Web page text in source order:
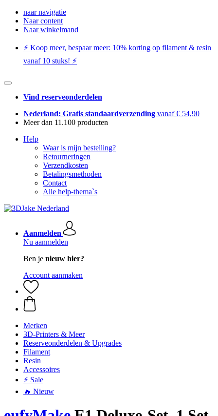
naar navigatie
Naar content
Naar winkelmand
⚡️ Koop meer, bespaar meer: ​​10% korting op filament & resin
vanaf 10 stuks! ⚡️
Vind reserveonderdelen
Nederland: Gratis standaardverzending vanaf € 54,90
Meer dan 11.100 producten
Help
Waar is mijn bestelling?
Retourneringen
Verzendkosten
Betalingsmethoden
Contact
Alle help-thema`s
Aanmelden
Nu aanmelden
Ben je nieuw hier?
Account aanmaken
Merken
3D-Printers & Meer
Reserveonderdelen & Upgrades
Filament
Resin
Accessoires
⚡ Sale
🔥 Nieuw